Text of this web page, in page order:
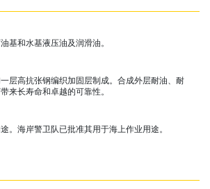
基和水基液压油及润滑油。
层高抗张钢编织加固层制成。合成外层耐油、耐
来长寿命和卓越的可靠性。
。海岸警卫队已批准其用于海上作业用途。